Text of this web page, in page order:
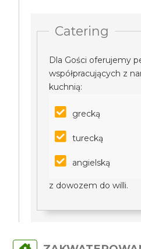
Catering
Dla Gości oferujemy
współpracujących z
kuchnią:
grecką
turecką
angielską
z dowozem do willi.